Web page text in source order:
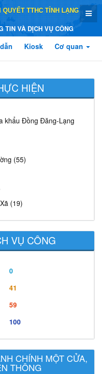
QUYẾT TTHC TỈNH LẠNG
TIN VÀ DỊCH VỤ CÔNG
Kiosk Cơ quan
HIỆN
khẩu Đồng Đăng-Lạng
(55)
(19)
VỤ CÔNG
0
41
59
100
CHÍNH MỘT CỬA,
THÔNG